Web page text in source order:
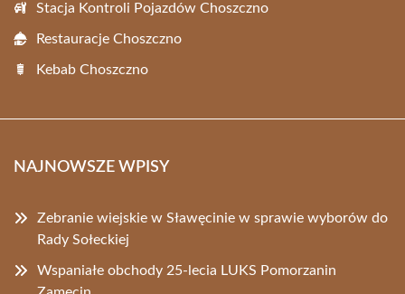
Stacja Kontroli Pojazdów Choszczno
Restauracje Choszczno
Kebab Choszczno
NAJNOWSZE WPISY
Zebranie wiejskie w Sławęcinie w sprawie wyborów do
Rady Sołeckiej
Wspaniałe obchody 25-lecia LUKS Pomorzanin